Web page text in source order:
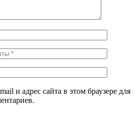
и адрес сайта в этом браузере для